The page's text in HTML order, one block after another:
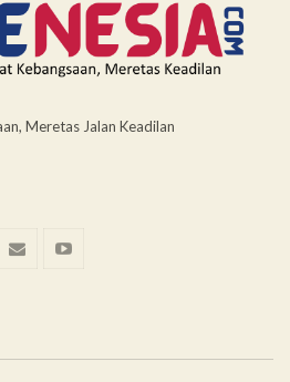
Meretas Jalan Keadilan